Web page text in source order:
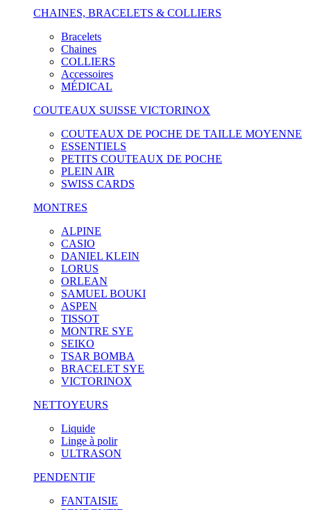
CHAINES, BRACELETS & COLLIERS
Bracelets
Chaines
COLLIERS
Accessoires
MÉDICAL
COUTEAUX SUISSE VICTORINOX
COUTEAUX DE POCHE DE TAILLE MOYENNE
ESSENTIELS
PETITS COUTEAUX DE POCHE
PLEIN AIR
SWISS CARDS
MONTRES
ALPINE
CASIO
DANIEL KLEIN
LORUS
ORLEAN
SAMUEL BOUKI
ASPEN
TISSOT
MONTRE SYE
SEIKO
TSAR BOMBA
BRACELET SYE
VICTORINOX
NETTOYEURS
Liquide
Linge à polir
ULTRASON
PENDENTIF
FANTAISIE